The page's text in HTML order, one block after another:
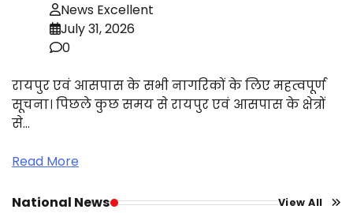
News Excellent
July 31, 2026
0
रायपुर एवं आसपास के सभी नागरिकों के लिए महत्वपूर्ण
सूचना। पिछले कुछ समय से रायपुर एवं आसपास के क्षेत्रों
से…
Read More
National News View All